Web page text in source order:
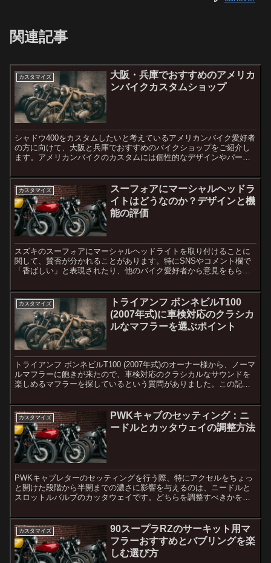
関連記事
カスタマイズ
大阪・兵庫でおすすめのアメリカ
ンバイクカスタムショップ
シャドウ400をカスタムしたいと考えているアメリカンバイク愛好者
の方に向けて、大阪と兵庫でおすすめのバイクショップをご紹介し
ます。アメリカンバイクのカスタムには個性的なデザインやパーツ
カスタマイズ
スーフォアにマーシャルヘッドラ
イトはどうなのか？デザインと機
能の評価
スズキのスーフォアにマーシャルヘッドライトを取り付けることに
関して、賛否が分かれることがあります。特にSNSやコメント欄で
「香ばしい」と表現されたり、他のバイク愛好者から意見をもらっ
カスタマイズ
トライアンフ ボンネビルT100
(2007年式)に車検対応のクラシカ
ルなマフラーを選ぶポイント
トライアンフ ボンネビルT100 (2007年式)のオーナー様から、ノーマ
ルマフラーに飽きが来たので、車検対応のクラシカルなサウンドを
楽しめるマフラーを探しているという質問がありました。この記事
カスタマイズ
PWKキャブのセッティング：ニ
ードルとカッタウェイの調整方法
PWKキャブレターのセッティングを行う際、特にアクセルをちょっ
と開けた段階から半開までの濃さに影響を与えるのは、ニードルと
スロットルバルブのカッタウェイです。どちらを調整すべきかを判
カスタマイズ
90スープラRZのサーキット用マ
フラーおすすめとバブリングを楽
しむ選び方